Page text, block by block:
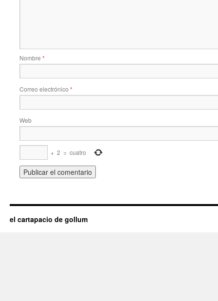
Nombre *
Correo electrónico *
Web
+ 2 = cuatro
el cartapacio de gollum